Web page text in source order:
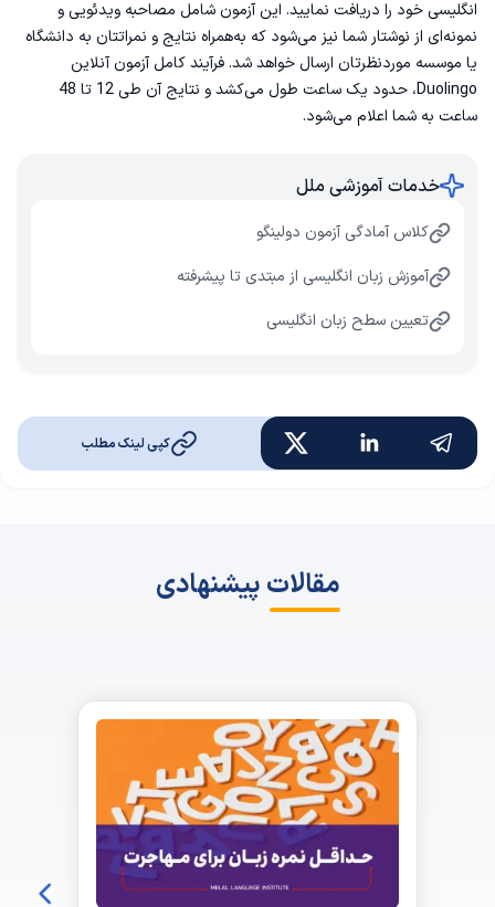
انگلیسی خود را دریافت نمایید. این آزمون شامل مصاحبه ویدئویی و
نمونه‌ای از نوشتار شما نیز می‌شود که به‌همراه نتایج و نمراتتان به دانشگاه
یا موسسه موردنظرتان ارسال خواهد شد. فرآیند کامل آزمون آنلاین
Duolingo، حدود یک ساعت طول می‌کشد و نتایج آن طی 12 تا 48
ساعت به شما اعلام می‌شود.
خدمات آموزشی ملل
کلاس آمادگی آزمون دولینگو
آموزش زبان انگلیسی از مبتدی تا پیشرفته
تعیین سطح زبان انگلیسی
کپی لینک مطلب
مقالات پیشنهادی